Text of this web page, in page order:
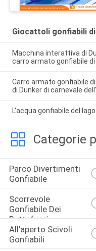
Giocattoli gonfiabili
Macchina interattiva di
carro armato gonfiabile
Carro armato gonfiabile
di Dunker di carnevale
L'acqua gonfiabile del
Categorie
Parco Divertimenti
Gonfiabile
Scorrevole
Gonfiabile Dei
Buttafuori
All'aperto Scivoli
Gonfiabili